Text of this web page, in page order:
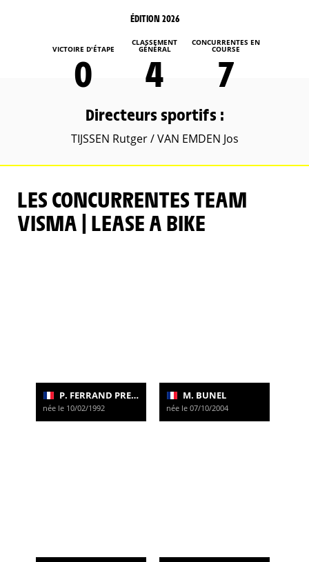
ÉDITION 2026
VICTOIRE D'ÉTAPE
0
CLASSEMENT
GÉNÉRAL
4
CONCURRENTES EN
COURSE
7
Directeurs sportifs :
TIJSSEN Rutger / VAN EMDEN Jos
LES CONCURRENTES TEAM
VISMA | LEASE A BIKE
P. FERRAND PREVOT
née le 10/02/1992
M. BUNEL
née le 07/10/2004